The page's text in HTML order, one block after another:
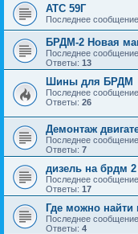
АТС 59Г
Последнее сообщение
БРДМ-2 Новая
Последнее сообщение
Ответы: 13
Шины для БРДМ
Последнее сообщение
Ответы: 26
Демонтаж
Последнее сообщение
Ответы: 7
дизель на брдм 2
Последнее сообщение
Ответы: 17
Где можно
Последнее сообщение
Ответы: 4